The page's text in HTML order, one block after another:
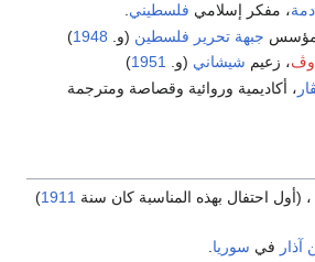
، مفكر إسلامي فلسطيني.
مؤسس جبهة تحرير فلسطين (و. 1948
)
، زعيم شيشاني (و. 1951
)
، أكاديمية وروائية وقصاصة ومترجمة
، (أول احتفال بهذه المناسبة كان سنة 1911
)
آذار في سوريا.